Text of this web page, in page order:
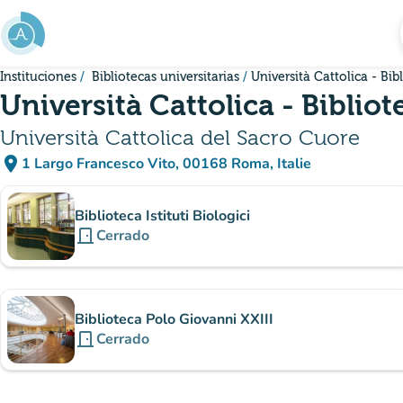
Ir al contenido principal
Instituciones Bibliotecas universitarias Università Cattolica -
Università Cattolica -
Università Cattolica del Sacro Cuore
place 1 Largo Francesco Vito, 00168 Roma, Italie
(abrir en Google Maps)
(nueva pestaña)
subsitioBiblioteca Istituti Biologici
door_front Cerrado
Biblioteca Polo Giovanni XXIII
door_front Cerrado